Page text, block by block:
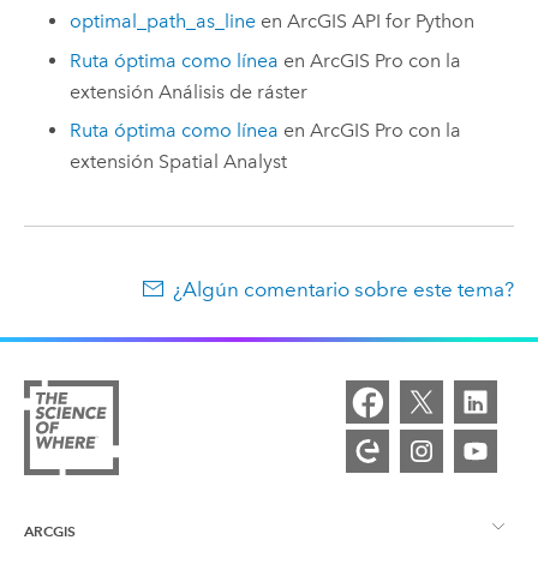
optimal_path_as_line enArcGIS API for Python
Ruta óptima como línea enArcGIS Pro con la
extensiónAnálisis de ráster
Ruta óptima como línea enArcGIS Pro con la
extensión Spatial Analyst
¿Algún comentario sobre este tema?
ARCGIS